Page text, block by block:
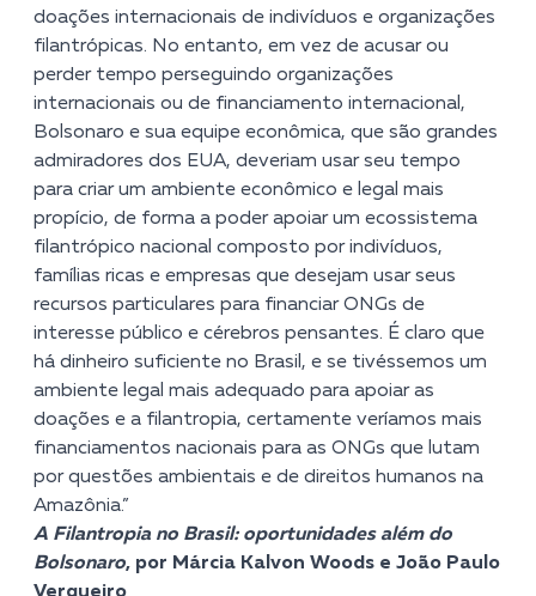
doações internacionais de indivíduos e organizações
filantrópicas. No entanto, em vez de acusar ou
perder tempo perseguindo organizações
internacionais ou de financiamento internacional,
Bolsonaro e sua equipe econômica, que são grandes
admiradores dos EUA, deveriam usar seu tempo
para criar um ambiente econômico e legal mais
propício, de forma a poder apoiar um ecossistema
filantrópico nacional composto por indivíduos,
famílias ricas e empresas que desejam usar seus
recursos particulares para financiar ONGs de
interesse público e cérebros pensantes. É claro que
há dinheiro suficiente no Brasil, e se tivéssemos um
ambiente legal mais adequado para apoiar as
doações e a filantropia, certamente veríamos mais
financiamentos nacionais para as ONGs que lutam
por questões ambientais e de direitos humanos na
Amazônia.”
A Filantropia no Brasil: oportunidades além do
Bolsonaro, por Márcia Kalvon Woods e João Paulo
Vergueiro